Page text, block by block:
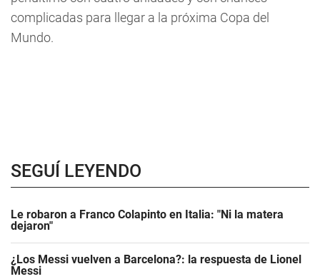
complicadas para llegar a la próxima Copa del
Mundo.
SEGUÍ LEYENDO
Le robaron a Franco Colapinto en Italia: "Ni la matera
dejaron"
¿Los Messi vuelven a Barcelona?: la respuesta de Lionel
Messi